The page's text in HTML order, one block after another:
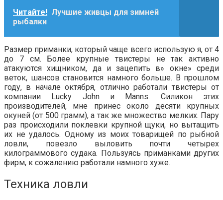
Читайте! Лучшие живцы для зимней
рыбалки
Размер приманки, который чаще всего использую я, от 4
до 7 см. Более крупные твистеры не так активно
атакуются хищником, да и зацепить в» окне» среди
веток, шансов становится намного больше. В прошлом
году, в начале октября, отлично работали твистеры от
компании Lucky John и Manns. Силикон этих
производителей, мне принес около десяти крупных
окуней (от 500 грамм), а так же множество мелких. Пару
раз происходили поклевки крупной щуки, но вытащить
их не удалось. Одному из моих товарищей по рыбной
ловли, повезло выловить почти четырех
килограммового судака. Пользуясь приманками других
фирм, к сожалению работали намного хуже.
Техника ловли